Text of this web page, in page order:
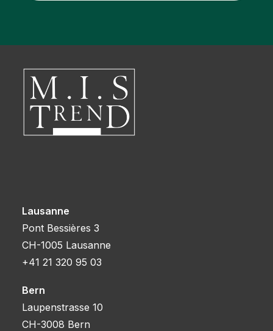
Lausanne
Pont Bessières 3
CH-1005 Lausanne
+41 21 320 95 03
Bern
Laupenstrasse 10
CH-3008 Bern